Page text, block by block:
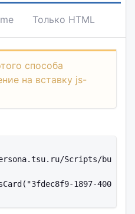
Только HTML
способа
на вставку js-
Scripts/
1897-4007-